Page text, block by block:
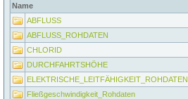
Name
ABFLUSS
ABFLUSS_ROHDATEN
CHLORID
DURCHFAHRTSHÖHE
ELEKTRISCHE_LEITFÄHIGKEIT_ROHDATEN
Fließgeschwindigkeit_Rohdaten